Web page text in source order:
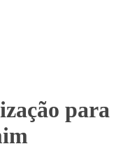
para